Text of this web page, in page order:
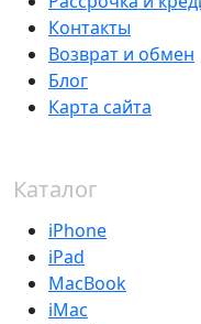
Контакты
Возврат и обмен
Блог
Карта сайта
Каталог
iPhone
iPad
MacBook
iMac